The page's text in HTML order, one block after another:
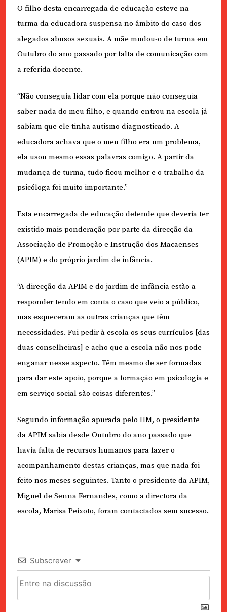
O filho desta encarregada de educação esteve na
turma da educadora suspensa no âmbito do caso dos
alegados abusos sexuais. A mãe mudou-o de turma em
Outubro do ano passado por falta de comunicação com
a referida docente.
“Não conseguia lidar com ela porque não conseguia
saber nada do meu filho, e quando entrou na escola já
sabiam que ele tinha autismo diagnosticado. A
educadora achava que o meu filho era um problema,
ela usou mesmo essas palavras comigo. A partir da
mudança de turma, tudo ficou melhor e o trabalho da
psicóloga foi muito importante.”
Esta encarregada de educação defende que deveria ter
existido mais ponderação por parte da direcção da
Associação de Promoção e Instrução dos Macaenses
(APIM) e do próprio jardim de infância.
“A direcção da APIM e do jardim de infância estão a
responder tendo em conta o caso que veio a público,
mas esqueceram as outras crianças que têm
necessidades. Fui pedir à escola os seus currículos [das
duas conselheiras] e acho que a escola não nos pode
enganar nesse aspecto. Têm mesmo de ser formadas
para dar este apoio, porque a formação em psicologia e
em serviço social são coisas diferentes.”
Segundo informação apurada pelo HM, o presidente
da APIM sabia desde Outubro do ano passado que
havia falta de recursos humanos para fazer o
acompanhamento destas crianças, mas que nada foi
feito nos meses seguintes. Tanto o presidente da APIM,
Miguel de Senna Fernandes, como a directora da
escola, Marisa Peixoto, foram contactados sem sucesso.
Subscrever